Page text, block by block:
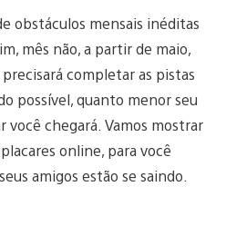
obstáculos mensais inéditas
mês não, a partir de maio,
completar as pistas
possível, quanto menor seu
você chegará. Vamos mostrar
online, para você
amigos estão se saindo.